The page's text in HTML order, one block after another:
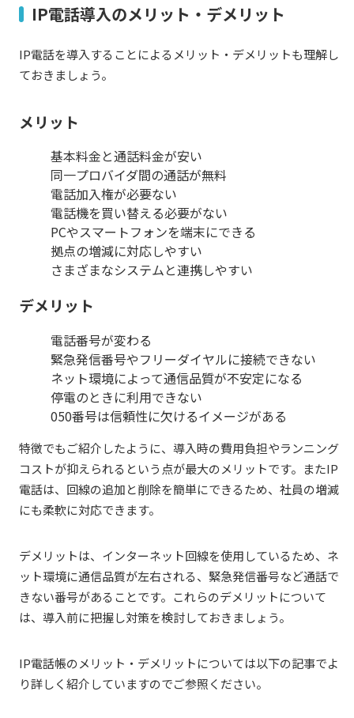
IP電話導入のメリット・デメリット
IP電話を導入することによるメリット・デメリットも理解し
ておきましょう。
メリット
基本料金と通話料金が安い
同一プロバイダ間の通話が無料
電話加入権が必要ない
電話機を買い替える必要がない
PCやスマートフォンを端末にできる
拠点の増減に対応しやすい
さまざまなシステムと連携しやすい
デメリット
電話番号が変わる
緊急発信番号やフリーダイヤルに接続できない
ネット環境によって通信品質が不安定になる
停電のときに利用できない
050番号は信頼性に欠けるイメージがある
特徴でもご紹介したように、導入時の費用負担やランニング
コストが抑えられるという点が最大のメリットです。またIP
電話は、回線の追加と削除を簡単にできるため、社員の増減
にも柔軟に対応できます。
デメリットは、インターネット回線を使用しているため、ネ
ット環境に通信品質が左右される、緊急発信番号など通話で
きない番号があることです。これらのデメリットについて
は、導入前に把握し対策を検討しておきましょう。
IP電話帳のメリット・デメリットについては以下の記事でよ
り詳しく紹介していますのでご参照ください。